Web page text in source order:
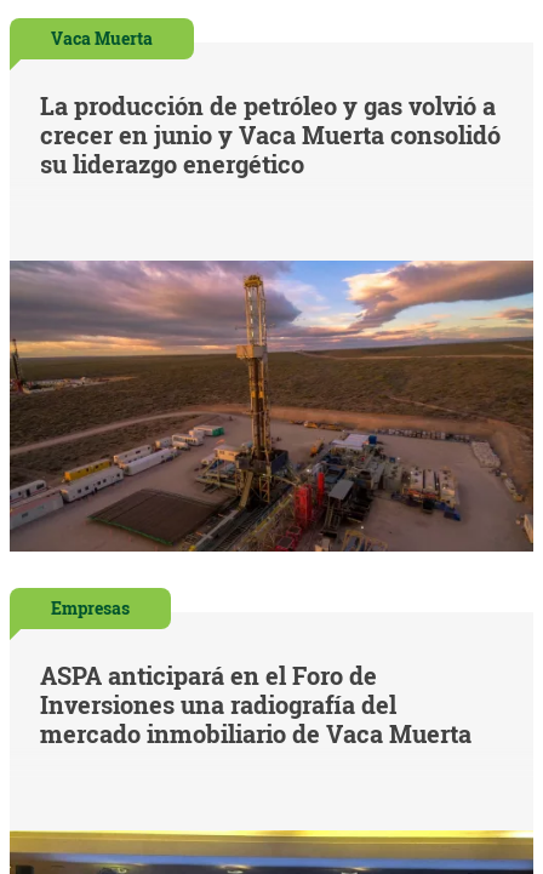
Vaca Muerta
La producción de petróleo y gas volvió a
crecer en junio y Vaca Muerta consolidó
su liderazgo energético
Empresas
ASPA anticipará en el Foro de
Inversiones una radiografía del
mercado inmobiliario de Vaca Muerta